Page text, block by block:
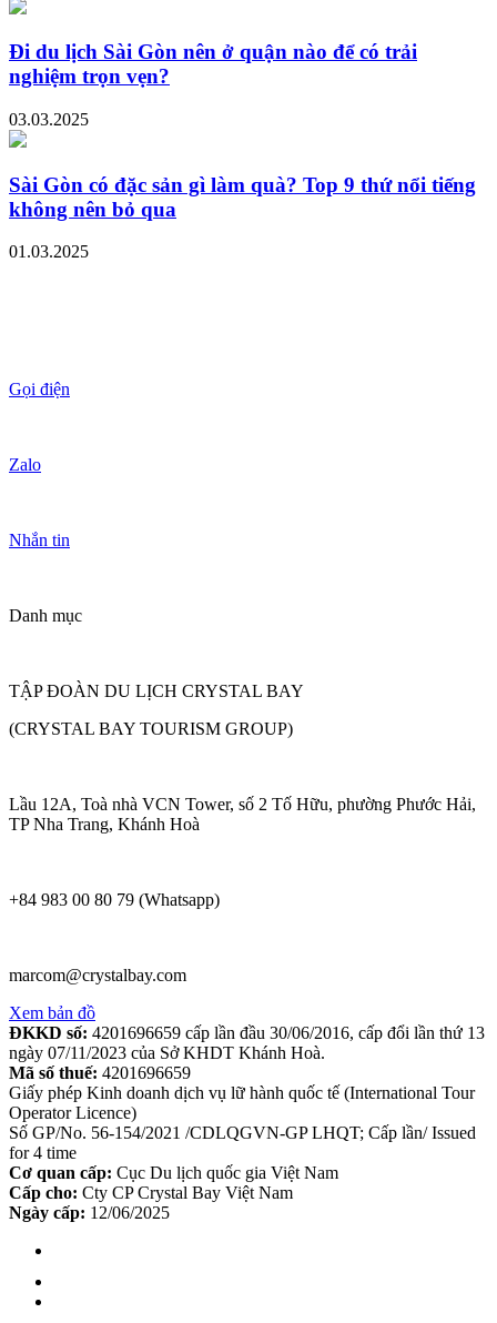
Đi du lịch Sài Gòn nên ở quận nào để có trải
nghiệm trọn vẹn?
03.03.2025
Sài Gòn có đặc sản gì làm quà? Top 9 thứ nổi tiếng
không nên bỏ qua
01.03.2025
Gọi điện
Zalo
Nhắn tin
Danh mục
TẬP ĐOÀN DU LỊCH CRYSTAL BAY
(CRYSTAL BAY TOURISM GROUP)
Lầu 12A, Toà nhà VCN Tower, số 2 Tố Hữu, phường Phước Hải,
TP Nha Trang, Khánh Hoà
+84 983 00 80 79 (Whatsapp)
marcom@crystalbay.com
Xem bản đồ
ĐKKD số: 4201696659 cấp lần đầu 30/06/2016, cấp đổi lần thứ 13
ngày 07/11/2023 của Sở KHDT Khánh Hoà.
Mã số thuế: 4201696659
Giấy phép Kinh doanh dịch vụ lữ hành quốc tế (International Tour
Operator Licence)
Số GP/No. 56-154/2021 /CDLQGVN-GP LHQT; Cấp lần/ Issued
for 4 time
Cơ quan cấp: Cục Du lịch quốc gia Việt Nam
Cấp cho: Cty CP Crystal Bay Việt Nam
Ngày cấp: 12/06/2025